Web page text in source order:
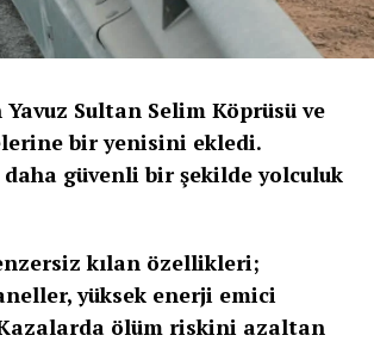
Sultan Selim Köprüsü ve
bir yenisini ekledi.
güvenli bir şekilde yolculuk
kılan özellikleri;
yüksek enerji emici
ölüm riskini azaltan